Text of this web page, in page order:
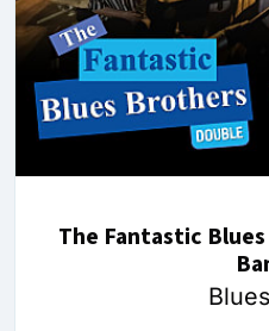
The Fantastic